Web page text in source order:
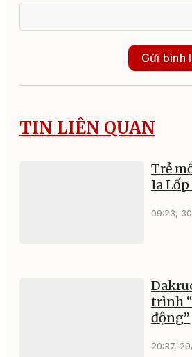
Gửi bình
TIN LIÊN QUAN
Trẻ
Ia
09:23,
trình
động”
20:37,